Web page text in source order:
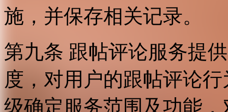
施，并保存相关记录。
第九条 跟帖评论服务提
度，对用户的跟帖评论
级确定服务范围及功能